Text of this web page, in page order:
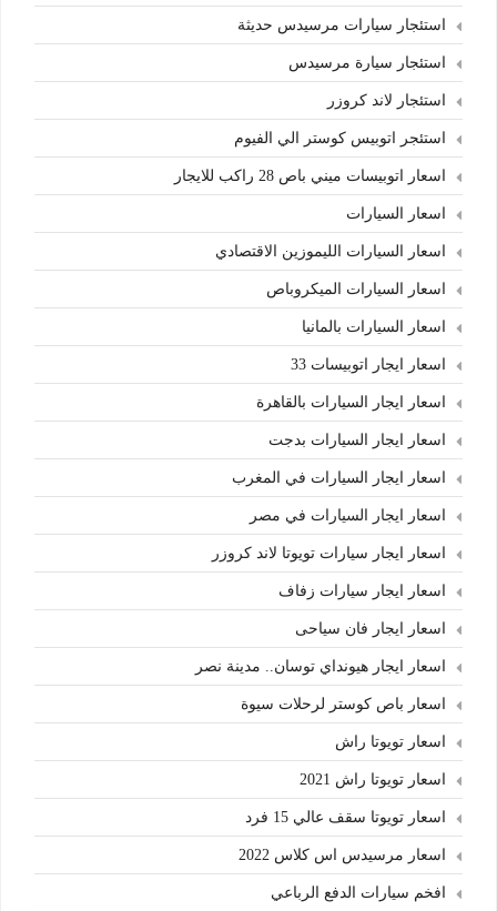
استئجار سيارات مرسيدس حديثة
استئجار سيارة مرسيدس
استئجار لاند كروزر
استئجر اتوبيس كوستر الي الفيوم
اسعار اتوبيسات ميني باص 28 راكب للايجار
اسعار السيارات
اسعار السيارات الليموزين الاقتصادي
اسعار السيارات الميكروباص
اسعار السيارات بالمانيا
اسعار ايجار اتوبيسات 33
اسعار ايجار السيارات بالقاهرة
اسعار ايجار السيارات بدجت
اسعار ايجار السيارات في المغرب
اسعار ايجار السيارات في مصر
اسعار ايجار سيارات تويوتا لاند كروزر
اسعار ايجار سيارات زفاف
اسعار ايجار فان سياحى
اسعار ايجار هيونداي توسان.. مدينة نصر
اسعار باص كوستر لرحلات سيوة
اسعار تويوتا راش
اسعار تويوتا راش 2021
اسعار تويوتا سقف عالي 15 فرد
اسعار مرسيدس اس كلاس 2022
افخم سيارات الدفع الرباعي